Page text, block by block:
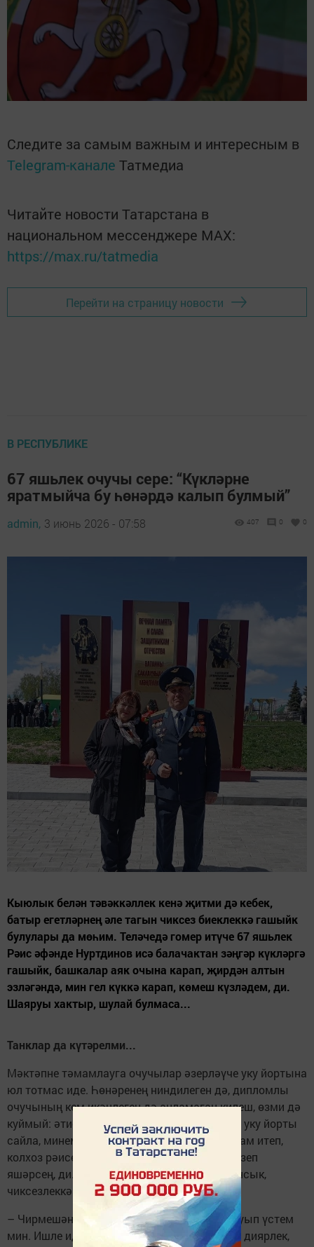
Следите за самым важным и интересным в
Telegram-канале Татмедиа
Читайте новости Татарстана в
национальном мессенджере MАХ:
https://max.ru/tatmedia
Перейти на страницу новости
В РЕСПУБЛИКЕ
67 яшьлек очучы сере: “Күкләрне
яратмыйча бу һөнәрдә калып булмый”
admin, 3 июнь 2026 - 07:58 407 0 0
Кыюлык белән тәвәккәллек кенә җитми дә кебек,
батыр егетләрнең әле тагын чиксез биеклеккә гашыйк
булулары да мөһим. Теләчедә гомер итүче 67 яшьлек
Рәис әфәнде Нуртдинов исә балачактан зәңгәр күкләргә
гашыйк, башкалар аяк очына карап, җирдән алтын
эзләгәндә, мин гел күккә карап, көмеш күзләдем, ди.
Шаяруы хактыр, шулай булмаса...
Танклар да күтәрелми...
Мәктәпне тәмамлауга очучылар әзерләүче уку йортына
юл тотмас иде. Һөнәренең ниндилеген дә, дипломлы
очучының кем икәнлеген дә аңламаган килеш, өзми дә
куймый: әтисе аңа авыл хуҗалыгына бәйле уку йорты
сайла, минем юлны – җитәкчелек эшен дәвам итеп,
колхоз рәисе булырсың да, балда-майда йөзеп
яшәрсең, ди. Ә ул ишетми дә, аңа күкләр тансык,
чиксезлеккә тартыла егет.
– Чирмешән районының Әмир авылында туып үстем
мин. Ишле идек. Әтине үскәндә күрмәдек тә диярлек,